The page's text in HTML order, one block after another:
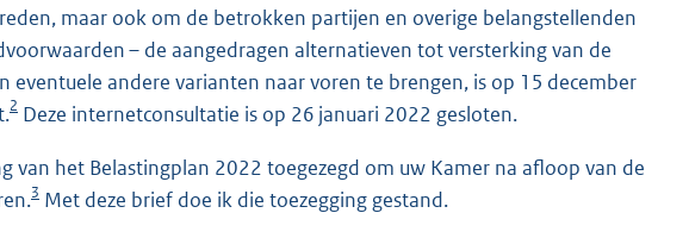
maar ook om de betrokken partijen en overige belangstellenden
– de aangedragen alternatieven tot versterking van de
andere varianten naar voren te brengen, is op 15 december
2 Deze internetconsultatie is op 26 januari 2022 gesloten.
het Belastingplan 2022 toegezegd om uw Kamer na afloop van de
3 Met deze brief doe ik die toezegging gestand.